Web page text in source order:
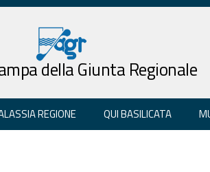
della Giunta Regionale
REGIONE QUI BASILICATA